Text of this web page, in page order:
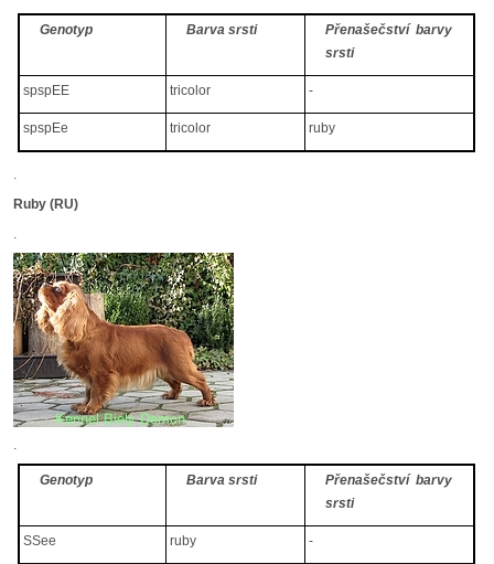
Genotyp Barva srsti
Přenašečství barvy
srsti
spspEE tricolor -
spspEe tricolor ruby
Ruby (RU)
Genotyp Barva srsti
Přenašečství barvy
srsti
SSee ruby -